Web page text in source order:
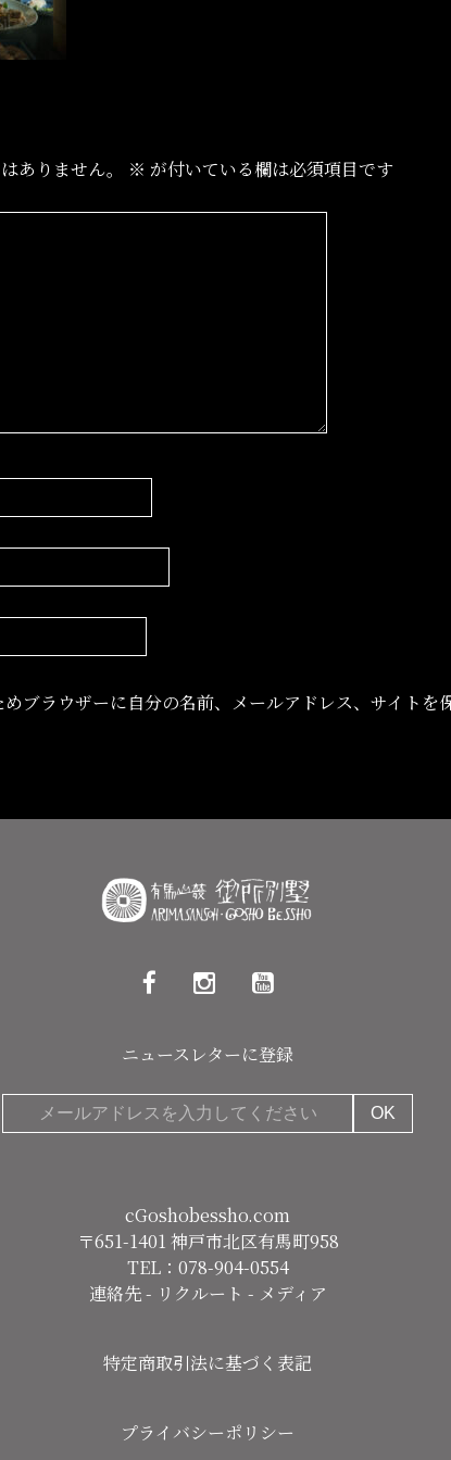
ありません。 ※ が付いている欄は必須項目です
ブラウザーに自分の名前、メールアドレス、サイトを
ニュースレターに登録
cGoshobessho.com
〒651-1401 神戸市北区有馬町958
TEL：078-904-0554
連絡先- リクルート - メディア
特定商取引法に基づく表記
プライバシーポリシー